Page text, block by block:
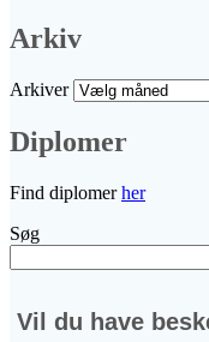
Arkiv
Arkiver
Diplomer
Find diplomerher
Søg
Vil du have